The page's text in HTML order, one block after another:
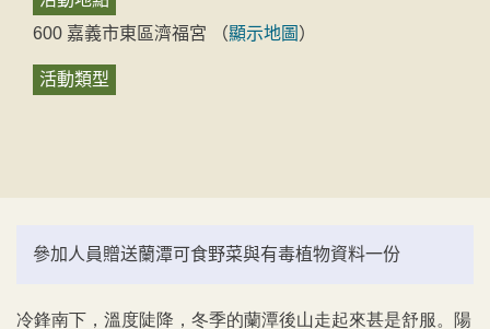
600 嘉義市東區濟福宮 （顯示地圖 ）
活動類型
參加人員贈送蘭潭可食野菜與有毒植物資料一份
冷鋒南下，溫度陡降，冬季的蘭潭後山走起來甚是舒服。陽